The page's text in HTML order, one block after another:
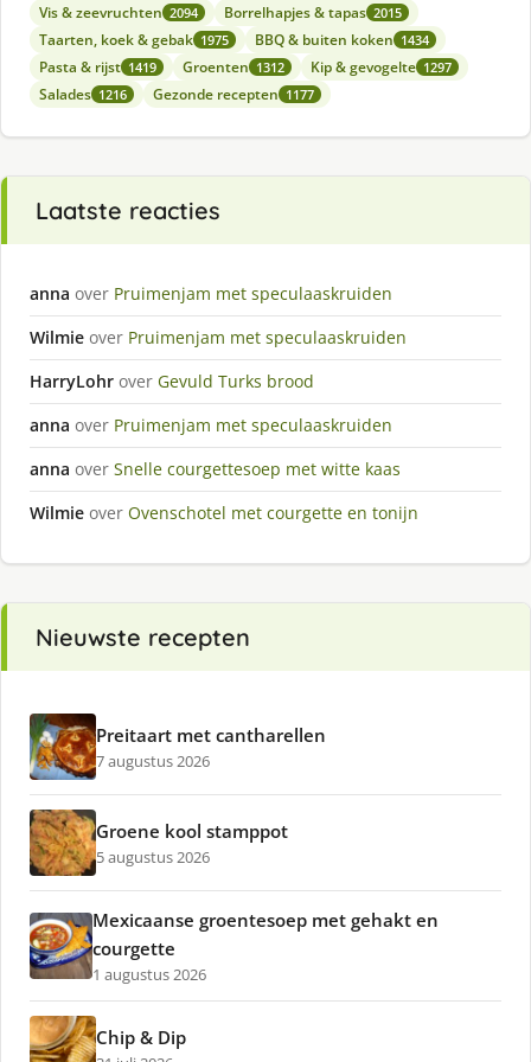
Vis & zeevruchten 2094 Borrelhapjes & tapas 2015
Taarten, koek & gebak 1975 BBQ & buiten koken 1434
Pasta & rijst 1419 Groenten 1312 Kip & gevogelte 1297
Salades 1216 Gezonde recepten 1177
Laatste reacties
anna over Pruimenjam met speculaaskruiden
Wilmie over Pruimenjam met speculaaskruiden
HarryLohr over Gevuld Turks brood
anna over Pruimenjam met speculaaskruiden
anna over Snelle courgettesoep met witte kaas
Wilmie over Ovenschotel met courgette en tonijn
Nieuwste recepten
Preitaart met cantharellen
7 augustus 2026
Groene kool stamppot
5 augustus 2026
Mexicaanse groentesoep met gehakt en
courgette
1 augustus 2026
Chip & Dip